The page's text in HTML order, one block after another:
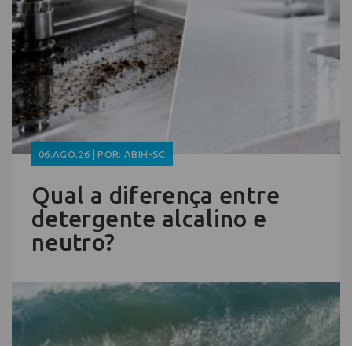
06.AGO.26 | POR: ABIH-SC
Qual a diferença entre
detergente alcalino e
neutro?